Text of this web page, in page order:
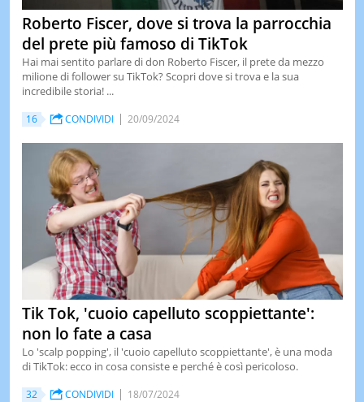
Roberto Fiscer, dove si trova la parrocchia
del prete più famoso di TikTok
Hai mai sentito parlare di don Roberto Fiscer, il prete da mezzo
milione di follower su TikTok? Scopri dove si trova e la sua
incredibile storia! ...
16 CONDIVIDI 20/09/2024
Tik Tok, 'cuoio capelluto scoppiettante':
non lo fate a casa
Lo 'scalp popping', il 'cuoio capelluto scoppiettante', è una moda
di TikTok: ecco in cosa consiste e perché è così pericoloso.
32 CONDIVIDI 18/07/2024